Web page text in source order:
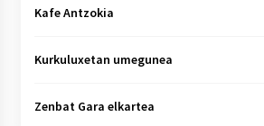
Kafe Antzokia
Kurkuluxetan umegunea
Zenbat Gara elkartea